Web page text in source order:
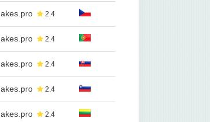
2.4
2.4
2.4
2.4
2.4